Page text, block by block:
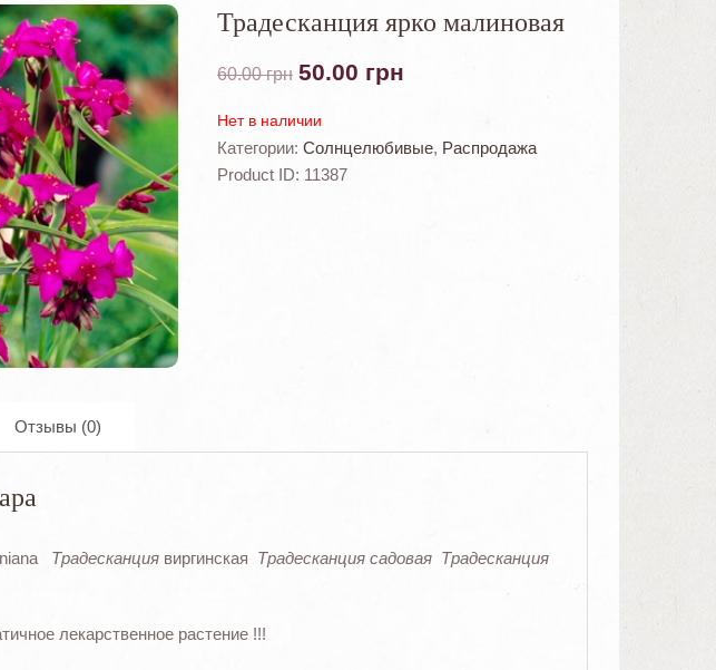
Традесканция ярко малиновая
60.00грн 50.00 грн
Нет в наличии
Категории: Солнцелюбивые, Распродажа
Product ID: 11387
Отзывы (0)
Традесканциявиргинская Традесканция садовая Традесканция
лекарственное растение !!!